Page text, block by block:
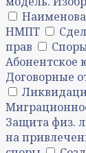
НМПТ
прав
Абонентское
Договорные
Защита физ.
на